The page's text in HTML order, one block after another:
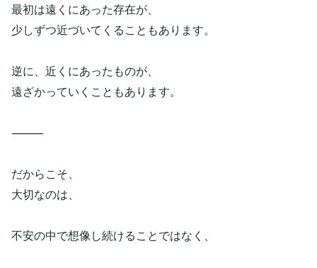
最初は遠くにあった存在が、
少しずつ近づいてくることもあります。
逆に、近くにあったものが、
遠ざかっていくこともあります。
⸻
だからこそ、
大切なのは、
不安の中で想像し続けることではなく、